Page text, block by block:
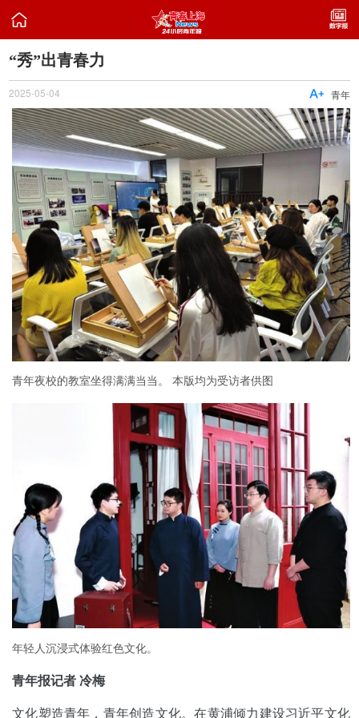

“秀”出青春力
2025-05-04 青年

青年夜校的教室坐得满满当当。 本版均为受访者供图
年轻人沉浸式体验红色文化。
青年报记者 冷梅
文化塑造青年，青年创造文化。在黄浦倾力建设习近平文化